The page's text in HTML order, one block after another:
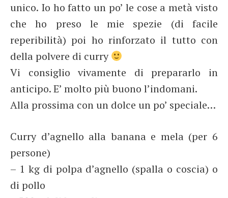
unico. Io ho fatto un po’ le cose a metà visto
che ho preso le mie spezie (di facile
reperibilità) poi ho rinforzato il tutto con
della polvere di curry
Vi consiglio vivamente di prepararlo in
anticipo. E’ molto più buono l’indomani.
Alla prossima con un dolce un po’ speciale…
Curry d’agnello alla banana e mela (per 6
persone)
– 1 kg di polpa d’agnello (spalla o coscia) o
di pollo